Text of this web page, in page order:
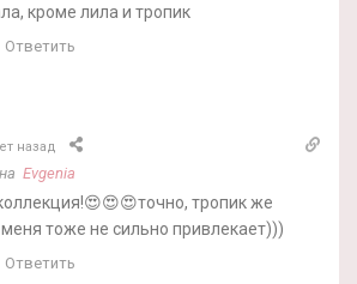
кроме лила и тропик
Ответить
назад
Evgenia
тропик же
тоже не сильно привлекает)))
Ответить